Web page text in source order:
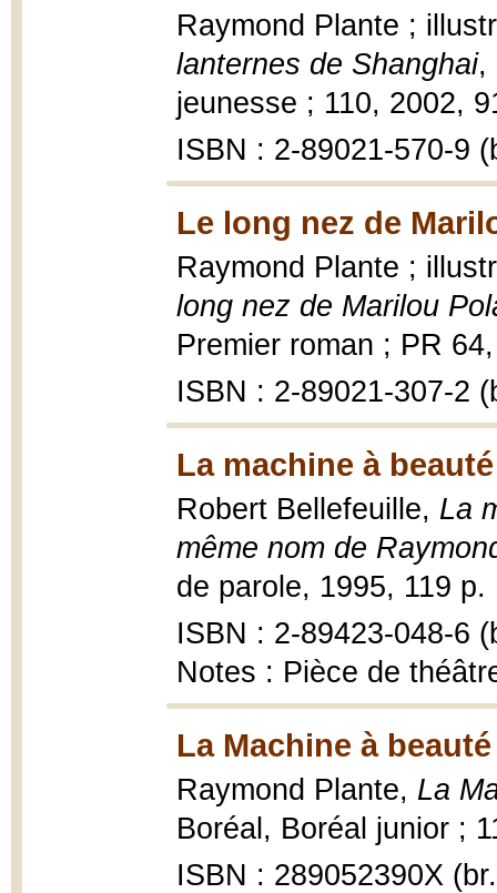
Raymond Plante ;
lanternes de Shanghai,
jeunesse ; 110, 2002,
ISBN : 2-89021-570-9
Le long nez de
Raymond Plante ;
long nez de Marilou
Premier roman ; PR
ISBN : 2-89021-307-2
La machine à
Robert Bellefeuille, La
même nom de
de parole, 1995, 119
ISBN : 2-89423-048-6
Notes : Pièce de
La Machine à
Raymond Plante, La
Boréal, Boréal junior ;
ISBN : 289052390X